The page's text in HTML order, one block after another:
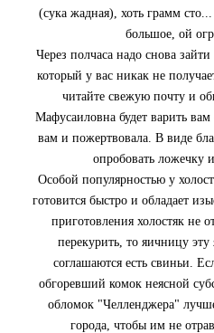
(сука жадная), хоть грамм
большое, ой
Через полчаса надо снова
который у вас никак не
читайте свежую почту и
Мафусаиловна будет варить
вам и пожертвовала. В виде
опробовать ложечку
Особой популярностью у
готовится быстро и обладает
приготовления холостяк не
перекурить, то яичницу
соглашаются есть свиньи.
обгоревший комок неясной
обломок "Челленджера"
города, чтобы им не